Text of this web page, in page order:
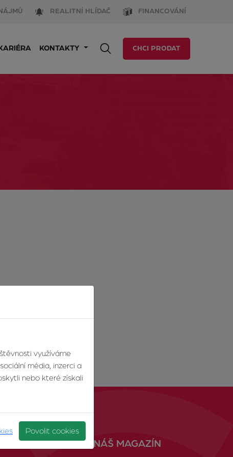
REALITNÍ HLÍDAČ FINANCOVÁNÍ
KONTAKTY CHCI PRODAT
NÁŠ MAGAZÍN
využíváme
média, inzerci a
nebo které získali
Povolit cookies